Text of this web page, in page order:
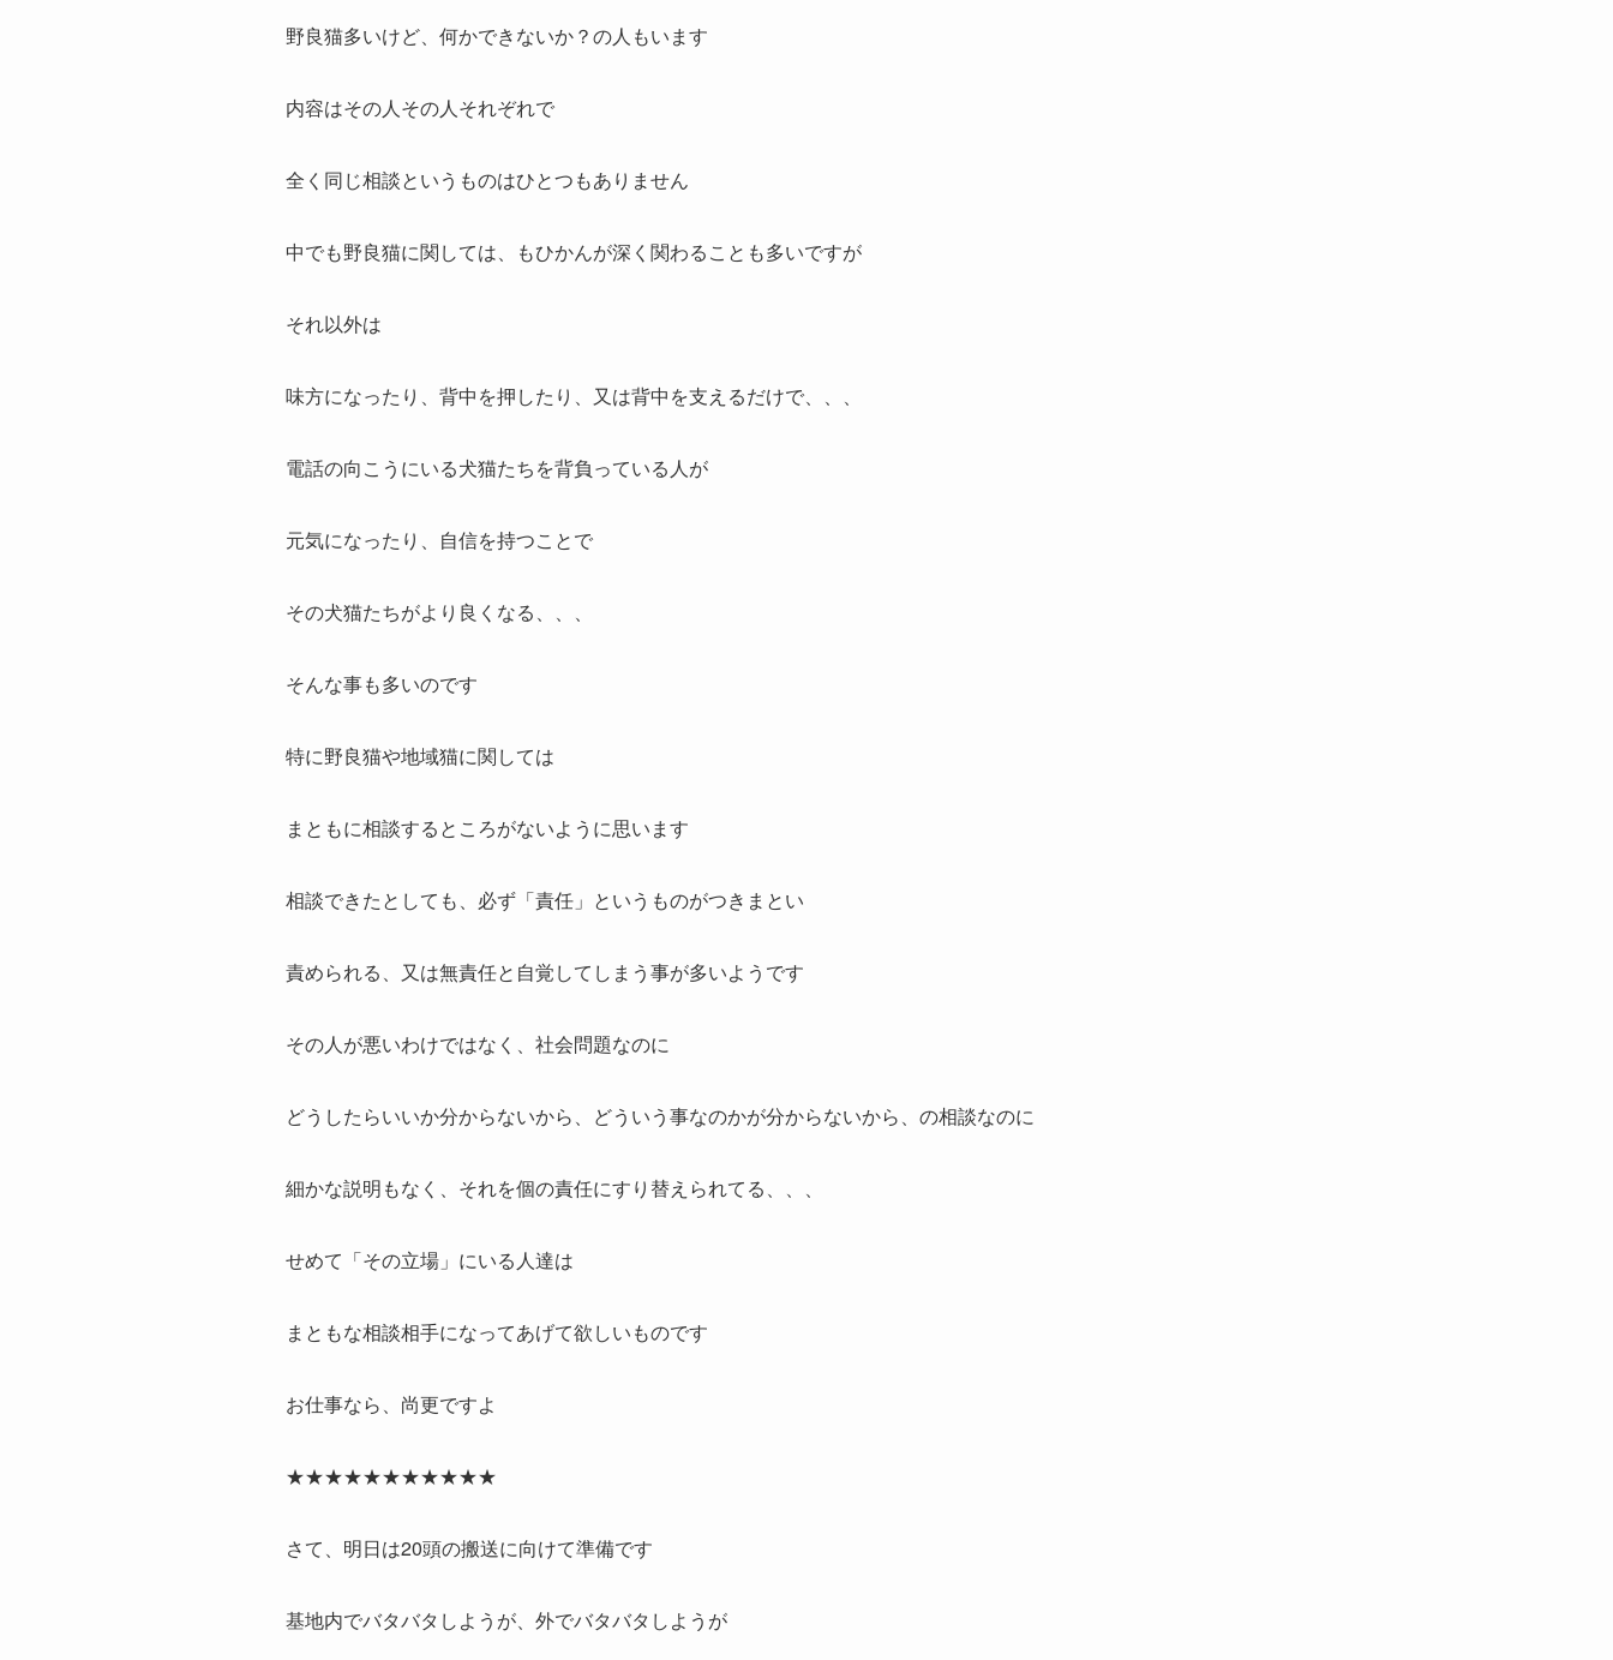
野良猫多いけど、何かできないか？の人もいます
内容はその人その人それぞれで
全く同じ相談というものはひとつもありません
中でも野良猫に関しては、もひかんが深く関わることも多いですが
それ以外は
味方になったり、背中を押したり、又は背中を支えるだけで、、、
電話の向こうにいる犬猫たちを背負っている人が
元気になったり、自信を持つことで
その犬猫たちがより良くなる、、、
そんな事も多いのです
特に野良猫や地域猫に関しては
まともに相談するところがないように思います
相談できたとしても、必ず「責任」というものがつきまとい
責められる、又は無責任と自覚してしまう事が多いようです
その人が悪いわけではなく、社会問題なのに
どうしたらいいか分からないから、どういう事なのかが分からないから、の相談なのに
細かな説明もなく、それを個の責任にすり替えられてる、、、
せめて「その立場」にいる人達は
まともな相談相手になってあげて欲しいものです
お仕事なら、尚更ですよ
★★★★★★★★★★★
さて、明日は20頭の搬送に向けて準備です
基地内でバタバタしようが、外でバタバタしようが